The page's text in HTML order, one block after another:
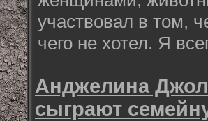
участвовал в том,
чего не хотел. Я
Анджелина
сыграют